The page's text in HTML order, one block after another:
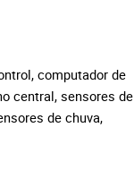
computador de
central, sensores de
de chuva,